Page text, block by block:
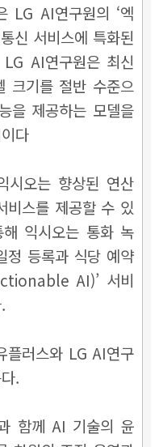
LG AI연구원의 ‘엑
신 서비스에 특화된
AI연구원은 최신
크기를 절반 수준으
을 제공하는 모델을
다
시오는 향상된 연산
비스를 제공할 수 있
익시오는 통화 녹
정 등록과 식당 예약
AI)’ 서비
플러스와 LG AI연구
.
함께 AI 기술의 윤